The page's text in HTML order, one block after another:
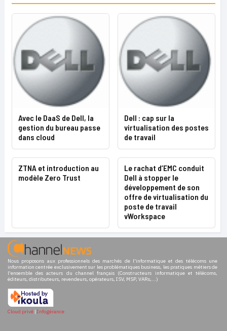
Avec le DaaS de Dell, la
gestion du bureau passe
dans cloud
Dell : cap sur la
virtualisation des postes
de travail
ZTNA et introduction au
modèle Zero Trust
Le rachat d’EMC conduit
Dell à stopper le
développement de son
offre de virtualisation du
poste de travail
vWorkspace
Nous proposons aux professionnels des marchés de l'informatique et des télécoms une
information centrée exclusivement sur les problématiques business, les pratiques métiers de
l'ensemble des acteurs du channel français (Constructeurs informatique et télécoms,
éditeurs, distributeurs, revendeurs, opérateurs, ISV, MSP, VARs,...)
Cloud privé | Infogérance